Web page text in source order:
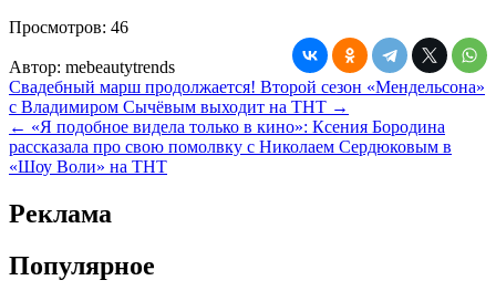
Просмотров: 46
Автор: mebeautytrends
Навигация
по
записям
Свадебный марш продолжается! Второй сезон «Мендельсона»
с Владимиром Сычёвым выходит на ТНТ →
← «Я подобное видела только в кино»: Ксения Бородина
рассказала про свою помолвку с Николаем Сердюковым в
«Шоу Воли» на ТНТ
Реклама
Популярное